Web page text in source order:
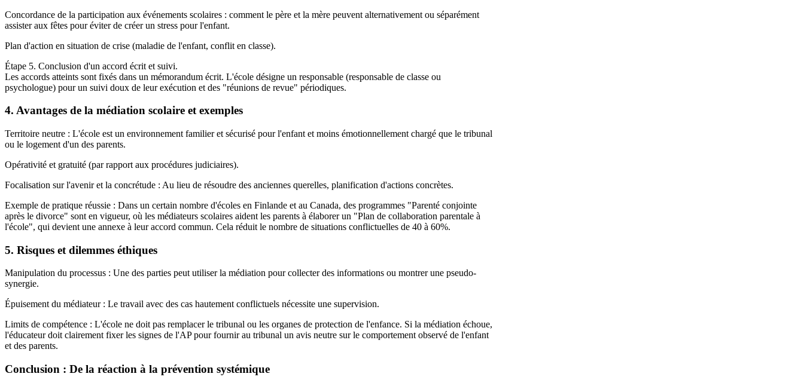
Concordance de la participation aux événements scolaires : comment le père et la mère peuvent alternativement ou séparément
assister aux fêtes pour éviter de créer un stress pour l'enfant.
Plan d'action en situation de crise (maladie de l'enfant, conflit en classe).
Étape 5. Conclusion d'un accord écrit et suivi.
Les accords atteints sont fixés dans un mémorandum écrit. L'école désigne un responsable (responsable de classe ou
psychologue) pour un suivi doux de leur exécution et des "réunions de revue" périodiques.
4. Avantages de la médiation scolaire et exemples
Territoire neutre : L'école est un environnement familier et sécurisé pour l'enfant et moins émotionnellement chargé que le tribunal
ou le logement d'un des parents.
Opérativité et gratuité (par rapport aux procédures judiciaires).
Focalisation sur l'avenir et la concrétude : Au lieu de résoudre des anciennes querelles, planification d'actions concrètes.
Exemple de pratique réussie : Dans un certain nombre d'écoles en Finlande et au Canada, des programmes "Parenté conjointe
après le divorce" sont en vigueur, où les médiateurs scolaires aident les parents à élaborer un "Plan de collaboration parentale à
l'école", qui devient une annexe à leur accord commun. Cela réduit le nombre de situations conflictuelles de 40 à 60%.
5. Risques et dilemmes éthiques
Manipulation du processus : Une des parties peut utiliser la médiation pour collecter des informations ou montrer une pseudo-
synergie.
Épuisement du médiateur : Le travail avec des cas hautement conflictuels nécessite une supervision.
Limits de compétence : L'école ne doit pas remplacer le tribunal ou les organes de protection de l'enfance. Si la médiation échoue,
l'éducateur doit clairement fixer les signes de l'AP pour fournir au tribunal un avis neutre sur le comportement observé de l'enfant
et des parents.
Conclusion : De la réaction à la prévention systémique